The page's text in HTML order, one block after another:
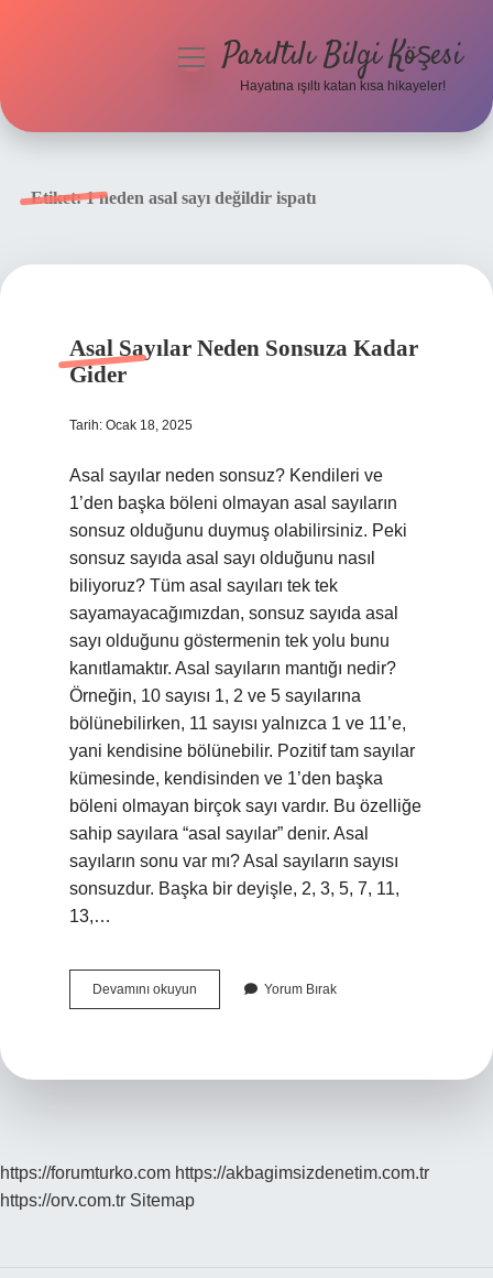
menüyüParıltılı Bilgi Köşesi
Hayatına ışıltı katan kısa hikayeler!
Etiket:1 neden asal sayı değildir ispatı
Asal Sayılar Neden Sonsuza Kadar
Gider
Tarih: Ocak 18, 2025
Asal sayılar neden sonsuz? Kendileri ve
1’den başka böleni olmayan asal sayıların
sonsuz olduğunu duymuş olabilirsiniz. Peki
sonsuz sayıda asal sayı olduğunu nasıl
biliyoruz? Tüm asal sayıları tek tek
sayamayacağımızdan, sonsuz sayıda asal
sayı olduğunu göstermenin tek yolu bunu
kanıtlamaktır. Asal sayıların mantığı nedir?
Örneğin, 10 sayısı 1, 2 ve 5 sayılarına
bölünebilirken, 11 sayısı yalnızca 1 ve 11’e,
yani kendisine bölünebilir. Pozitif tam sayılar
kümesinde, kendisinden ve 1’den başka
böleni olmayan birçok sayı vardır. Bu özelliğe
sahip sayılara “asal sayılar” denir. Asal
sayıların sonu var mı? Asal sayıların sayısı
sonsuzdur. Başka bir deyişle, 2, 3, 5, 7, 11,
13,…
Devamını okuyun
Sayılar
Yorum Bırak
https://forumturko.com https://akbagimsizdenetim.com.tr
https://orv.com.tr Sitemap